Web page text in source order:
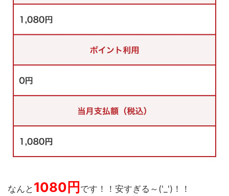
なんと 1080円 です！！安すぎる～('_')！！